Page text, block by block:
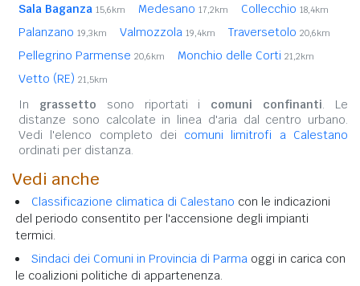
Sala Baganza 15,6km Medesano 17,2km Collecchio 18,4km
Palanzano 19,3km Valmozzola 19,4km Traversetolo 20,6km
Pellegrino Parmense 20,6km Monchio delle Corti 21,2km
Vetto (RE) 21,5km
In grassetto sono riportati i comuni confinanti. Le
distanze sono calcolate in linea d'aria dal centro urbano.
Vedi l'elenco completo dei comuni limitrofi a Calestano
ordinati per distanza.
Vedi anche
Classificazione climatica di Calestano con le indicazioni
del periodo consentito per l'accensione degli impianti
termici.
Sindaci dei Comuni in Provincia di Parma oggi in carica con
le coalizioni politiche di appartenenza.